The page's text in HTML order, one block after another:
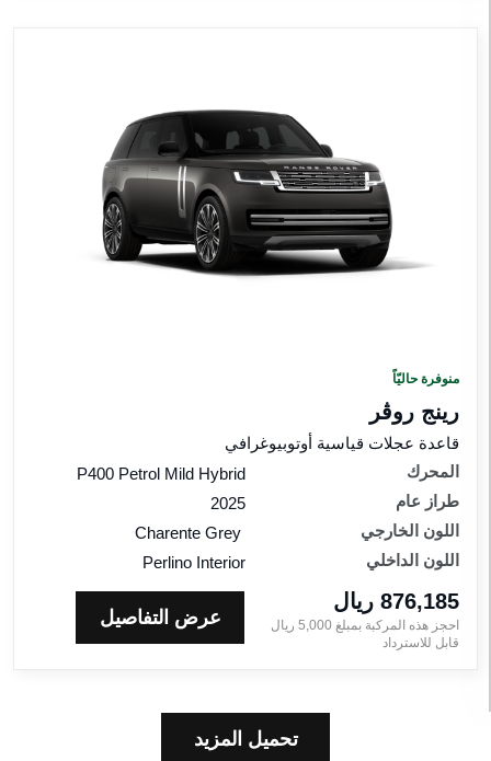
منوفرة حاليّاً
رينج روڤر
قاعدة عجلات قياسية أوتوبيوغرافي
المحرك
P400 Petrol Mild Hybrid
طراز عام
2025
اللون الخارجي
Charente Grey
اللون الداخلي
Perlino Interior
876,185 ريال‎
احجز هذه المركبة بمبلغ 5,000 ريال‎
قابل للاسترداد
عرض التفاصيل
تحميل المزيد